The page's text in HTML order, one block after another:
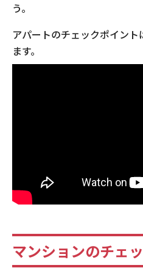
う。
アパートのチェックポイン
ます。
マンションのチェ